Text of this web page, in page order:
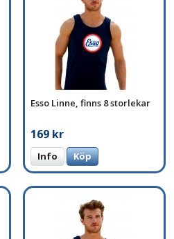
Esso Linne, finns 8 storlekar
169 kr
Info Köp